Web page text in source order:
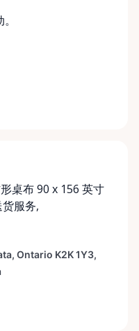
桌布 90 x 156 英寸
服务,